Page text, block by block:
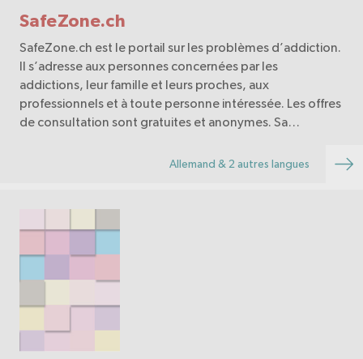
SafeZone.ch
SafeZone.ch est le portail sur les problèmes d’addiction.
Il s’adresse aux personnes concernées par les
addictions, leur famille et leurs proches, aux
professionnels et à toute personne intéressée. Les offres
de consultation sont gratuites et anonymes. Sa…
Allemand & 2 autres langues